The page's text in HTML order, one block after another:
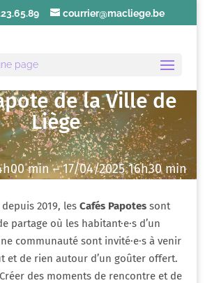
courrier@macliege.be
page
de la Ville de
Liège
min – 17/04/2025 16h30 min
2019, les Cafés Papotessont
partage où les habitant·e·s d’un
communauté sont invité·e·s à venir
et de rien autour d’un goûter offert.
des moments de rencontre et de